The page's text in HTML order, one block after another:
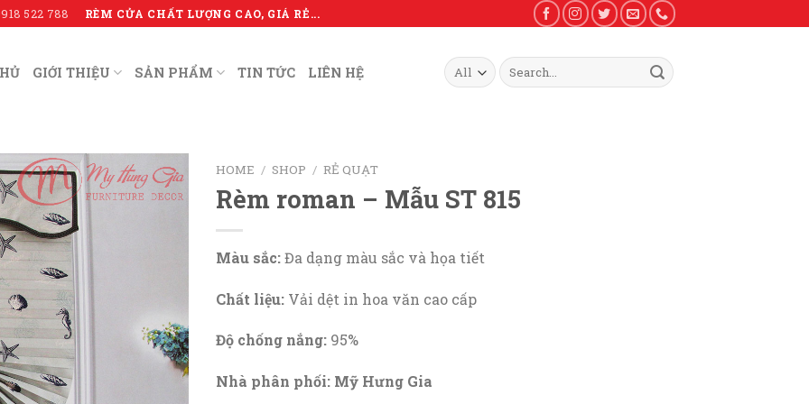
522 788 RÈM CỬA CHẤT LƯỢNG CAO, GIÁ RẺ...
GIỚI THIỆU SẢN PHẨM TIN TỨC LIÊN HỆ
Search
for:
HOME / SHOP / RẺ QUẠT
Rèm roman – Mẫu ST 815
Màu sắc:Đa dạng màu sắc và họa tiết
Chất liệu: Vải dệt in hoa văn cao cấp
Độ chống nắng: 95%
Nhà phân phối: Mỹ Hưng Gia